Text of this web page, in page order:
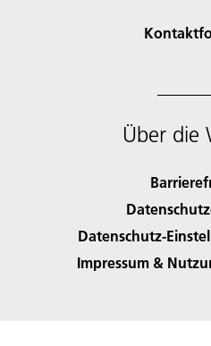
Über die
Datenschutz-
Impressum &